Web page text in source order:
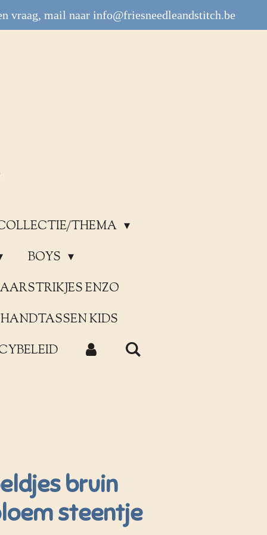
vraag, mail naar info@friesneedleandstitch.be
THEMA
BOYS
ENZO
HANDTASSEN KIDS
bruin
steentje